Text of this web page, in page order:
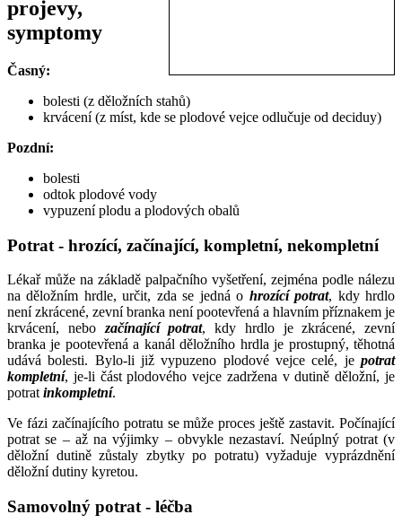
projevy,
symptomy
Časný:
bolesti (z děložních stahů)
krvácení (z míst, kde se plodové vejce odlučuje od deciduy)
Pozdní:
bolesti
odtok plodové vody
vypuzení plodu a plodových obalů
Potrat - hrozící, začínající, kompletní, nekompletní
Lékař může na základě palpačního vyšetření, zejména podle nálezu
na děložním hrdle, určit, zda se jedná o hrozící potrat, kdy hrdlo
není zkrácené, zevní branka není pootevřená a hlavním příznakem je
krvácení, nebozačínající potrat, kdy hrdlo je zkrácené, zevní
branka je pootevřená a kanál děložního hrdla je prostupný, těhotná
udává bolesti. Bylo-li již vypuzeno plodové vejce celé, je potrat
kompletní, je-li část plodového vejce zadržena v dutině děložní, je
potratinkompletní.
Ve fázi začínajícího potratu se může proces ještě zastavit. Počínající
potrat se – až na výjimky – obvykle nezastaví. Neúplný potrat (v
děložní dutině zůstaly zbytky po potratu) vyžaduje vyprázdnění
děložní dutiny kyretou.
Samovolný potrat - léčba